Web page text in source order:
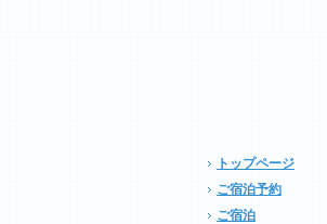
トップページ
ご宿泊予約
ご宿泊